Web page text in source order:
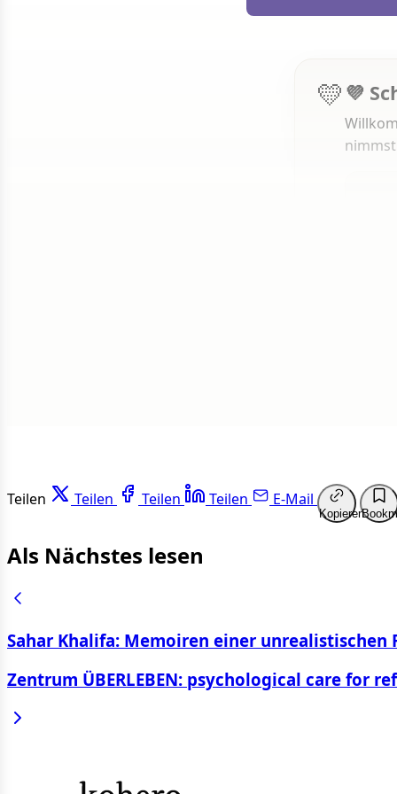
💛 💜
Teilen Teilen Teilen Teilen E-Mail
Kopieren
Als Nächstes lesen
Sahar Khalifa: Memoiren einer unrealistischen
Zentrum ÜBERLEBEN: psychological care for